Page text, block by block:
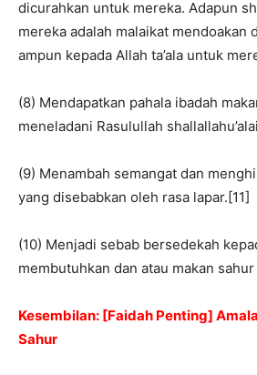
dicurahkan untuk mereka. Adapun
mereka adalah malaikat mendoakan
ampun kepada Allah ta’ala untuk
(8) Mendapatkan pahala ibadah
meneladani Rasulullah
(9) Menambah semangat dan
yang disebabkan oleh rasa lapar.[11]
(10) Menjadi sebab bersedekah
membutuhkan dan atau makan
Kesembilan: [Faidah Penting]
Sahur